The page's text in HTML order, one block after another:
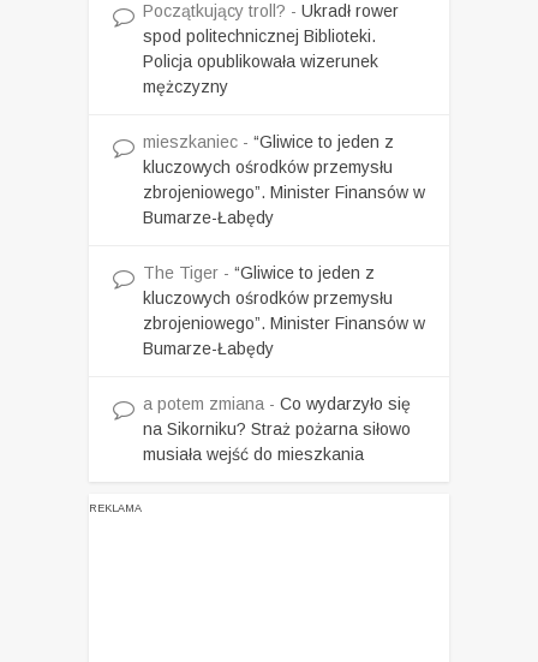
Początkujący troll? - Ukradł rower
spod politechnicznej Biblioteki.
Policja opublikowała wizerunek
mężczyzny
mieszkaniec - “Gliwice to jeden z
kluczowych ośrodków przemysłu
zbrojeniowego”. Minister Finansów w
Bumarze-Łabędy
The Tiger - “Gliwice to jeden z
kluczowych ośrodków przemysłu
zbrojeniowego”. Minister Finansów w
Bumarze-Łabędy
a potem zmiana - Co wydarzyło się
na Sikorniku? Straż pożarna siłowo
musiała wejść do mieszkania
REKLAMA